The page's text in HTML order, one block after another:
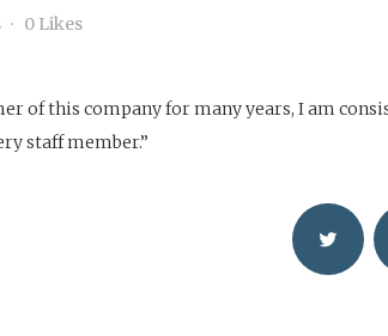
0 Likes
of this company for many years, I am
staff member.”